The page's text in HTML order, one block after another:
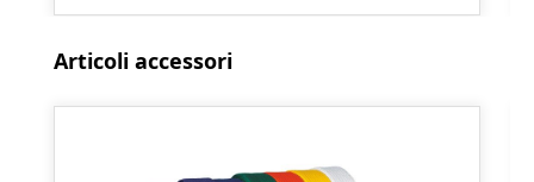
Salta la galleria dei prodotti
Articoli accessori